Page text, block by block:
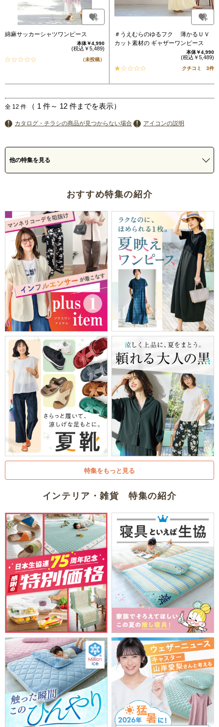
綿麻サッカーシャツワンピース
本体￥4,990
(税込￥5,489)
（未投稿）
＃うえむらのゆるフク 薄かるＵＶ
カット素材の ギャザーワンピース
本体￥4,990
(税込￥5,489)
クチコミ 3件
全 12 件 （ 1 件～ 12 件までを表示）
カタログ・チラシの商品が見つからない場合 アイコンの説明
他の特集を見る
おすすめ特集の紹介
特集をもっと見る
インテリア・雑貨 特集の紹介